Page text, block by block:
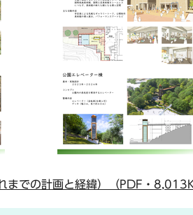
までの計画と経緯）（PDF・